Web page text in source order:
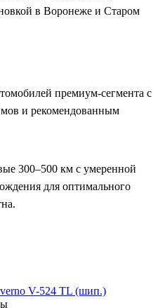
в Воронеже и Старом
премиум-сегмента с
и рекомендованным
300–500 км с умеренной
для оптимального
V-524 TL (шип.)